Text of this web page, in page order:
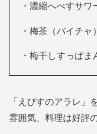
・濃縮へべすサワ
・梅茶（バイチャ
・梅干しすっぱま
「えびすのアラレ」
雰囲気、料理は好評